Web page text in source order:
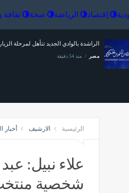
السعودية إقتصاد
الراشدة بالوادي الجديد تتأهل لمرحلة
مصر منذ 54 دقيقة
رئيس صحة النواب يعلق على تنسيق
وصلت للركب، مياه الصرف الصحي
الرئيسية الارشيف أخبار
علاء نبيل:
شخصية